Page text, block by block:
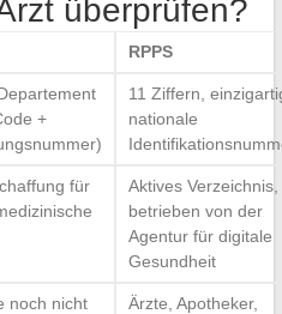
überprüfen?
RPPS
+
11 Ziffern,
nationale
für
Aktives Verzeichnis,
betrieben von der
Agentur für digitale
Gesundheit
noch nicht
Ärzte, Apotheker,